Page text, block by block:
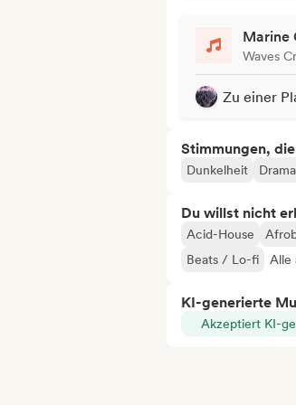
Marine
Waves
Zu einer
Stimmungen,
Dunkelheit
Du willst nicht
Acid-House
Beats / Lo-fi
Alle
KI-generierte
Akzeptiert KI-